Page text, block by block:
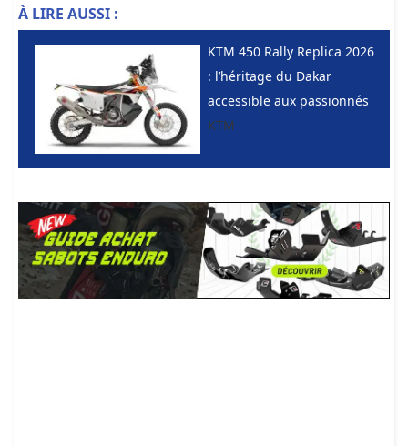
À LIRE AUSSI :
KTM 450 Rally Replica 2026
: l’héritage du Dakar
accessible aux passionnés
KTM